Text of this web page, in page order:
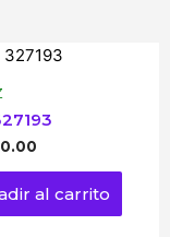
al carrito